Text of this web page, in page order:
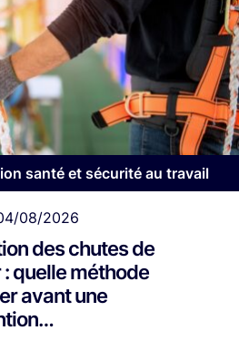
santé et sécurité au travail
08/2026
des chutes de
quelle méthode
avant une